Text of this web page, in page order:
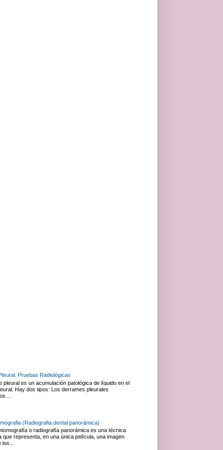
Pruebas Radiológicas
pleural es un acumulación patológica de líquido en el
Hay dos tipos: Los derrames pleurales
...
(Radiografia dental panorámica)
o radiografía panorámica es una técnica
que representa, en una única película, una imagen